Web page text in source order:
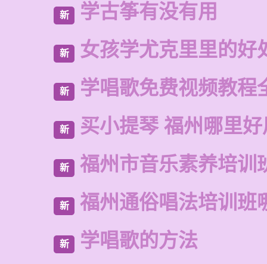
新 学古筝有没有用
新 女孩学尤克里里的好
新 学唱歌免费视频教程
新 买小提琴 福州哪里好
新 福州市音乐素养培训
新 福州通俗唱法培训班
新 学唱歌的方法